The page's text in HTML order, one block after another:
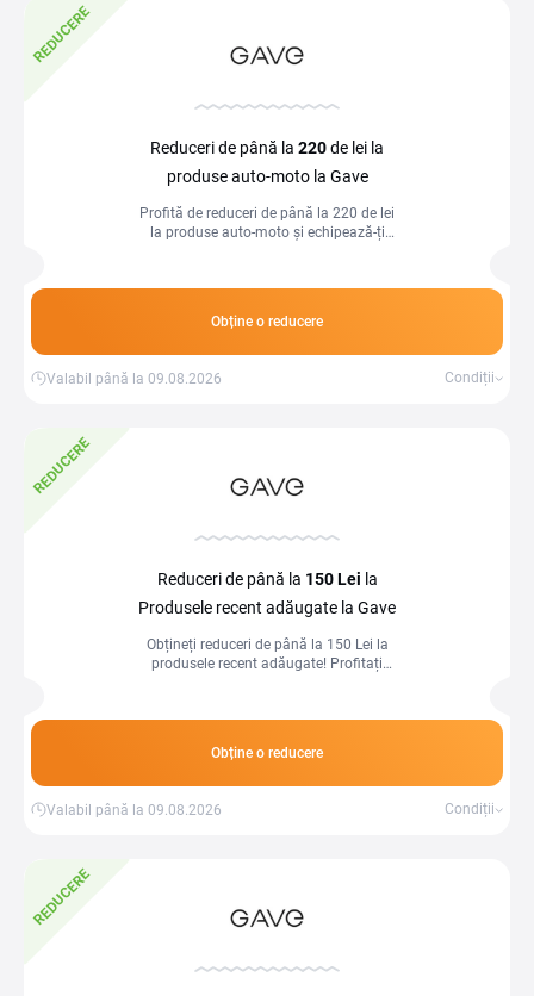
REDUCERE
Reduceri de până la 220de lei la
produse auto-moto la Gave
Profită de reduceri de până la 220 de lei
la produse auto-moto și echipează-ți
Obține o reducere
Valabil până la 09.08.2026 Condiții
REDUCERE
Reduceri de până la 150 Lei la
Produsele recent adăugate la Gave
Obțineți reduceri de până la 150 Lei la
produsele recent adăugate! Profitați
dvs.!
Obține o reducere
Valabil până la 09.08.2026 Condiții
REDUCERE